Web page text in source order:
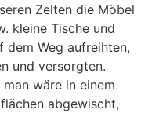
Zelten die Möbel
kleine Tische und
dem Weg aufreihten,
und versorgten.
wäre in einem
abgewischt,